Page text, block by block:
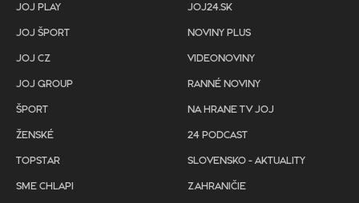
JOJ PLAY
JOJ ŠPORT
JOJ CZ
JOJ GROUP
ŠPORT
ŽENSKÉ
TOPSTAR
SME CHLAPI
JOJ24.SK
NOVINY PLUS
VIDEONOVINY
RANNÉ NOVINY
NA HRANE TV JOJ
24 PODCAST
SLOVENSKO - AKTUALITY
ZAHRANIČIE